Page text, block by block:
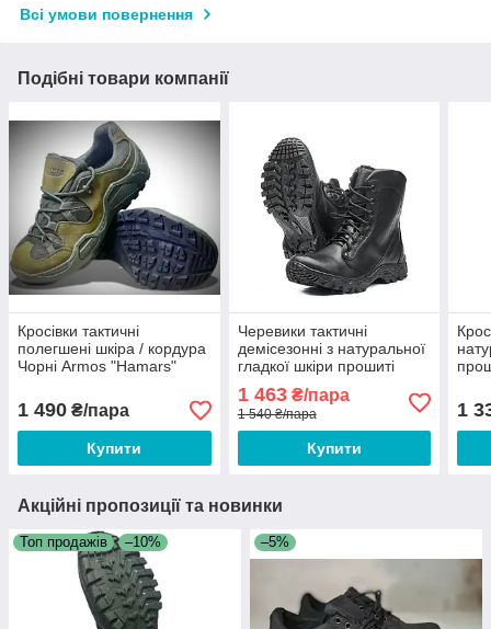
Всі умови повернення
Подібні товари компанії
Кросівки тактичні
полегшені шкіра / кордура
Чорні Armos "Hamars"
1 490 ₴/пара
Купити
Черевики тактичні
демісезонні з натуральної
гладкої шкіри прошиті
розмір 39 40 41 42 43 44
45 46
1 463₴/пара
1 540 ₴/пара
Купити
42
1
Акційні пропозиції та новинки
Топ продажів –10% –5%